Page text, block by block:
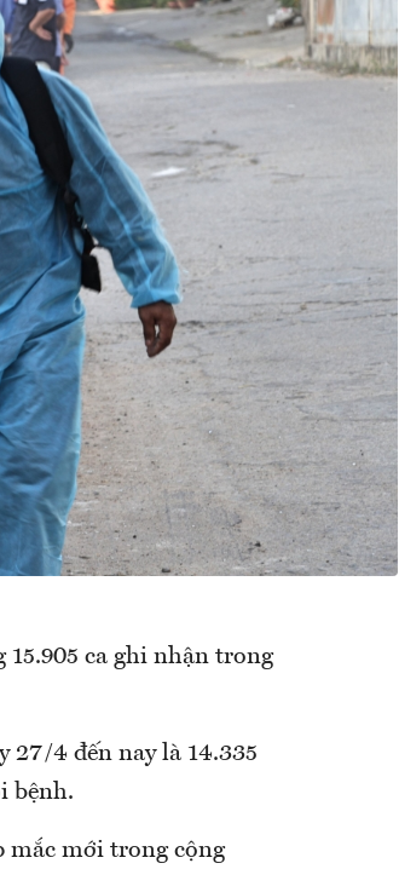
ca ghi nhận trong
27/4 đến nay là 14.335
bệnh.
mắc mới trong cộng